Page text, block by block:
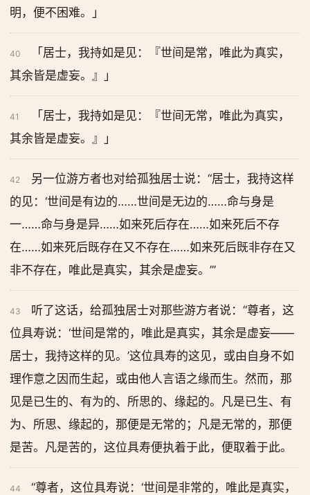
明，便不困难。」
40
「居士，我持如是见：『世间是常，唯此为真实，
其余皆是虚妄。』」
41
「居士，我持如是见：『世间无常，唯此为真实，
其余皆是虚妄。』」
42
另一位游方者也对给孤独居士说：“居士，我持这样
的见：‘世间是有边的……世间是无边的……命与身是
一……命与身是异……如来死后存在……如来死后不存
在……如来死后既存在又不存在……如来死后既非存在又
非不存在，唯此是真实，其余是虚妄。’”
43
听了这话，给孤独居士对那些游方者说：“尊者，这
位具寿说：‘世间是常的，唯此是真实，其余是虚妄——
居士，我持这样的见。’这位具寿的这见，或由自身不如
理作意之因而生起，或由他人言语之缘而生。然而，那
见是已生的、有为的、所思的、缘起的。凡是已生、有
为、所思、缘起的，那便是无常的；凡是无常的，那便
是苦。凡是苦的，这位具寿便执着于此，便取着于此。
44
“尊者，这位具寿说：‘世间是非常的，唯此是真实，